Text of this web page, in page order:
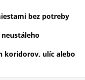
bez potreby
koridorov, ulíc alebo